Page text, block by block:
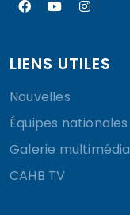
LIENS UTILES
Nouvelles
Équipes nationales
Galerie multimédia
CAHB TV